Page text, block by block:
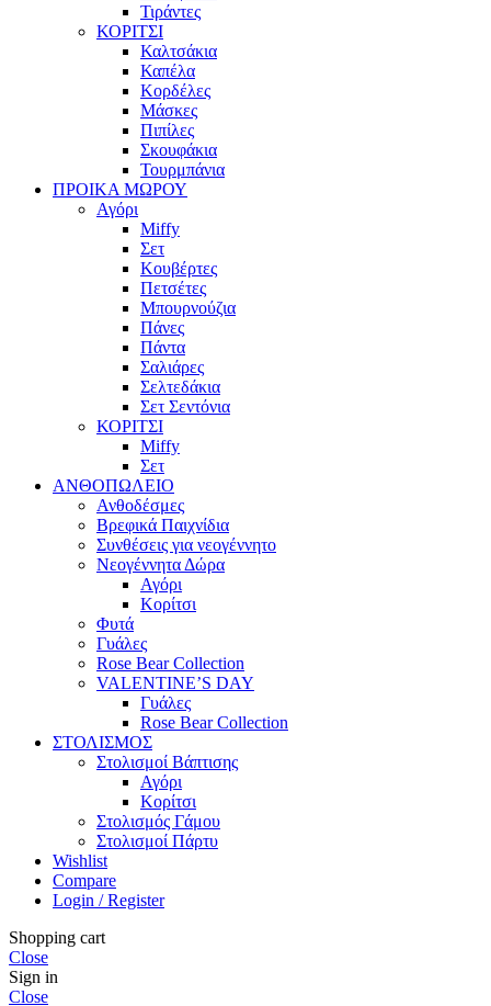
Τιράντες
ΚΟΡΙΤΣΙ
Καλτσάκια
Καπέλα
Κορδέλες
Μάσκες
Πιπίλες
Σκουφάκια
Τουρμπάνια
ΠΡΟΙΚΑ ΜΩΡΟΥ
Αγόρι
Miffy
Σετ
Κουβέρτες
Πετσέτες
Μπουρνούζια
Πάνες
Πάντα
Σαλιάρες
Σελτεδάκια
Σετ Σεντόνια
ΚΟΡΙΤΣΙ
Miffy
Σετ
ΑΝΘΟΠΩΛΕΙΟ
Ανθοδέσμες
Βρεφικά Παιχνίδια
Συνθέσεις για νεογέννητο
Νεογέννητα Δώρα
Αγόρι
Κορίτσι
Φυτά
Γυάλες
Rose Bear Collection
VALENTINE’S DAY
Γυάλες
Rose Bear Collection
ΣΤΟΛΙΣΜΟΣ
Στολισμοί Βάπτισης
Αγόρι
Κορίτσι
Στολισμός Γάμου
Στολισμοί Πάρτυ
Wishlist
Compare
Login / Register
Shopping cart
Close
Sign in
Close